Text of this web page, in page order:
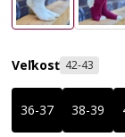
Veľkosť 42-43
36-37 38-39